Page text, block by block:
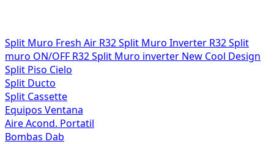
Split Muro Fresh Air R32Split Muro Inverter R32Split
muro ON/OFF R32Split Muro inverter New Cool Design
Split Piso Cielo
Split Ducto
Split Cassette
Equipos Ventana
Aire Acond. Portatil
Bombas Dab